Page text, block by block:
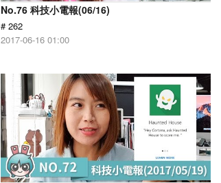
No.76 科技小電報(06/16)
# 262
2017-06-16 01:00